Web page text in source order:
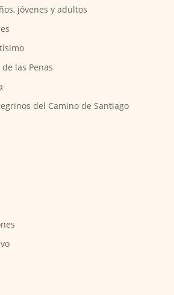
jóvenes y adultos
las Penas
del Camino de Santiago